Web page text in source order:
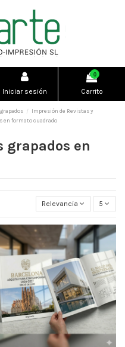
Iniciar sesión
0
Carrito
Impresión de Revistas y
en formato cuadrado
grapados en
Relevancia 5